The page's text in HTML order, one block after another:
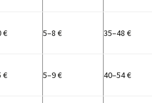
€ 5–8 € 35–48 €
€ 5–9 € 40–54 €